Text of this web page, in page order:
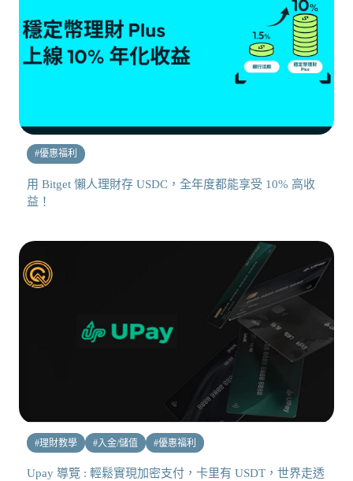
#優惠福利
用 Bitget 懶人理財存 USDC，全年度都能享受 10% 高收
益！
#理財教學 #入金/儲值 #優惠福利
Upay 導覽 : 輕鬆實現加密支付，卡里有 USDT，世界走透